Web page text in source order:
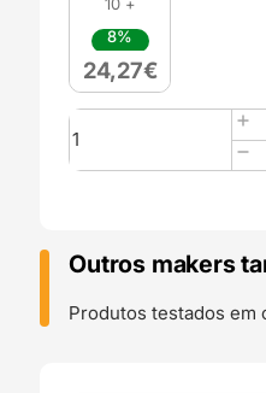
8%
24,27€
Quantidade
de
FIBERSATIN
Pink
-
Fiberlogy
Outros makers
Produtos testados em